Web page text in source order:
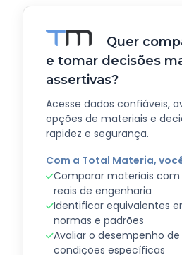
Quer
e tomar decisões
assertivas?
Acesse dados confiáveis,
opções de materiais e
rapidez e segurança.
Com a Total Materia,
Comparar materiais
reais de engenharia
Identificar equivalentes
normas e padrões
Avaliar o desempenho
condições específicas